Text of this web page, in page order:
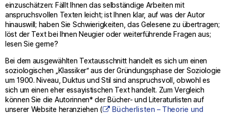
einzuschätzen: Fällt Ihnen das selbständige Arbeiten mit
anspruchsvollen Texten leicht; ist Ihnen klar, auf was der Autor
hinauswill; haben Sie Schwierigkeiten, das Gelesene zu übertragen;
löst der Text bei Ihnen Neugier oder weiterführende Fragen aus;
lesen Sie gerne?
Bei dem ausgewählten Textausschnitt handelt es sich um einen
soziologischen „Klassiker“ aus der Gründungsphase der Soziologie
um 1900. Niveau, Duktus und Stil sind anspruchsvoll, obwohl es
sich um einen eher essayistischen Text handelt. Zum Vergleich
können Sie die Autorinnen* der Bücher- und Literaturlisten auf
unserer Website heranziehen (
Bücherlisten – Theorie und